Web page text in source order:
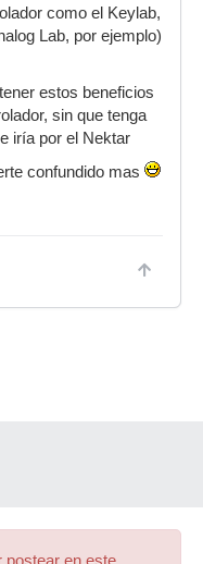
como el Keylab,
Lab, por ejemplo)
estos beneficios
sin que tenga
iría por el Nektar
confundido mas